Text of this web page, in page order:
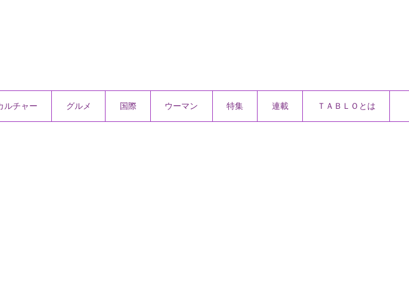
ルチャー グルメ 国際 ウーマン 特集 連載 ＴＡＢＬＯとは